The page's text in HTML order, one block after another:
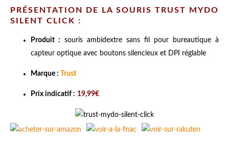
PRÉSENTATION DE LA SOURIS TRUST MYDO
SILENT CLICK :
Produit : souris ambidextre sans fil pour bureautique à
capteur optique avec boutons silencieux et DPI réglable
Marque : Trust
Prix indicatif : 19,99€